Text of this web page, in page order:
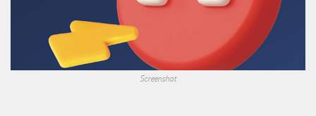
Screenshot